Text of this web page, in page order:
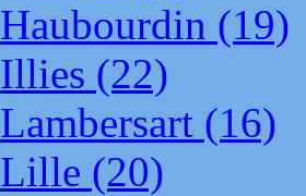
Haubourdin (19)
Illies (22)
Lambersart (16)
Lille (20)